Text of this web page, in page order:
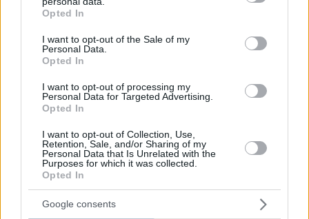
grant or deny consent to Google and its third-party tags to
use your data for below specified purposes in below Google
consent section.
Opted In
I want to opt-out of the Sale of my
Personal Data.
Opted In
I want to opt-out of processing my
Personal Data for Targeted Advertising.
Opted In
I want to opt-out of Collection, Use,
Retention, Sale, and/or Sharing of my
Personal Data that Is Unrelated with the
Purposes for which it was collected.
Opted In
Google consents
Απομένουν2500χαρακτήρες